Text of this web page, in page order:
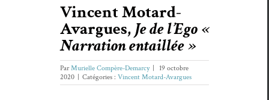
Vincent Motard-
Avargues,Je de l’Ego «
Narration entaillée »
ParMurielle Compère-Demarcy
19 octobre
2020
Catégories : Vincent Motard-Avargues